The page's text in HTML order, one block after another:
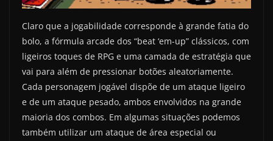
Claro que a jogabilidade corresponde à grande fatia do
bolo, a fórmula arcade dos “beat ‘em-up” clássicos, com
ligeiros toques de RPG e uma camada de estratégia que
vai para além de pressionar botões aleatoriamente.
Cada personagem jogável dispõe de um ataque ligeiro
e de um ataque pesado, ambos envolvidos na grande
maioria dos combos. Em algumas situações podemos
também utilizar um ataque de área especial ou